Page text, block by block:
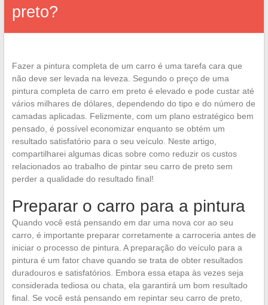
preto?
Fazer a pintura completa de um carro é uma tarefa cara que
não deve ser levada na leveza. Segundo o preço de uma
pintura completa de carro em preto é elevado e pode custar até
vários milhares de dólares, dependendo do tipo e do número de
camadas aplicadas. Felizmente, com um plano estratégico bem
pensado, é possível economizar enquanto se obtém um
resultado satisfatório para o seu veículo. Neste artigo,
compartilharei algumas dicas sobre como reduzir os custos
relacionados ao trabalho de pintar seu carro de preto sem
perder a qualidade do resultado final!
Preparar o carro para a pintura
Quando você está pensando em dar uma nova cor ao seu
carro, é importante preparar corretamente a carroceria antes de
iniciar o processo de pintura. A preparação do veículo para a
pintura é um fator chave quando se trata de obter resultados
duradouros e satisfatórios. Embora essa etapa às vezes seja
considerada tediosa ou chata, ela garantirá um bom resultado
final. Se você está pensando em repintar seu carro de preto,